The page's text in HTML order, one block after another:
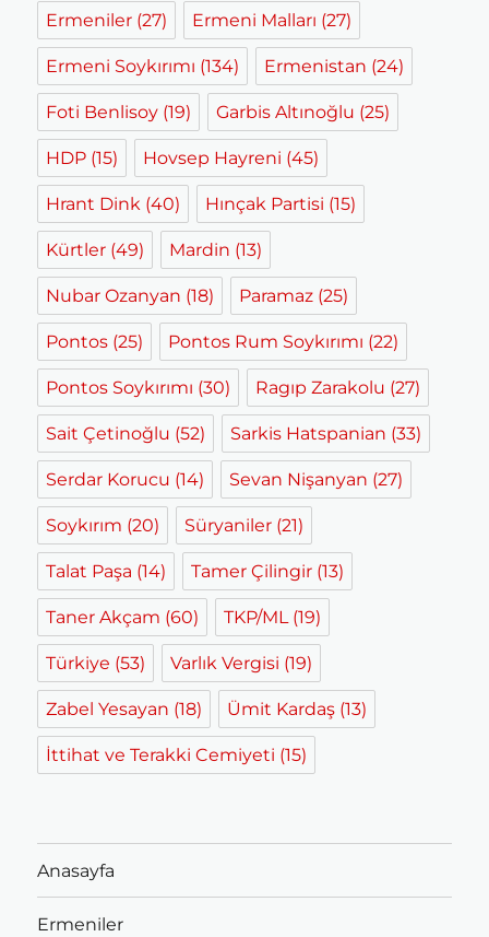
Ermeniler (27) Ermeni Malları (27)
Ermeni Soykırımı (134) Ermenistan (24)
Foti Benlisoy (19) Garbis Altınoğlu (25)
HDP (15) Hovsep Hayreni (45)
Hrant Dink (40) Hınçak Partisi (15)
Kürtler (49) Mardin (13)
Nubar Ozanyan (18) Paramaz (25)
Pontos (25) Pontos Rum Soykırımı (22)
Pontos Soykırımı (30) Ragıp Zarakolu (27)
Sait Çetinoğlu (52) Sarkis Hatspanian (33)
Serdar Korucu (14) Sevan Nişanyan (27)
Soykırım (20) Süryaniler (21)
Talat Paşa (14) Tamer Çilingir (13)
Taner Akçam (60) TKP/ML(19)
Türkiye (53) Varlık Vergisi (19)
Zabel Yesayan (18) Ümit Kardaş (13)
İttihat ve Terakki Cemiyeti (15)
Anasayfa
Ermeniler